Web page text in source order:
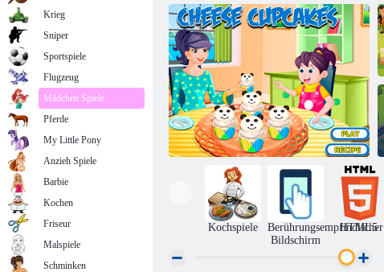
Kochspiele
Berührungsempfindlicher
Bildschirm
HTML5
Krieg
Sniper
Sportspiele
Flugzeug
Mädchen Spiele
Pferde
My Little Pony
Anzieh Spiele
Barbie
Kochen
Friseur
Malspiele
Schminken